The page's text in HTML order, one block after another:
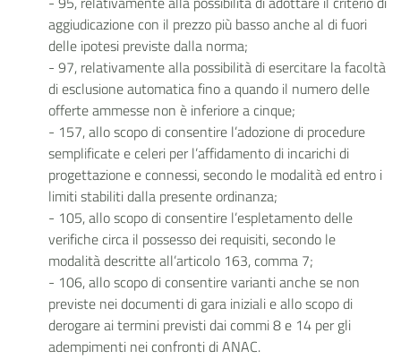
aggiudicazione con il prezzo più basso anche al di fuori
delle ipotesi previste dalla norma;
- 97, relativamente alla possibilità di esercitare la facoltà
di esclusione automatica fino a quando il numero delle
offerte ammesse non è inferiore a cinque;
- 157, allo scopo di consentire l’adozione di procedure
semplificate e celeri per l’affidamento di incarichi di
progettazione e connessi, secondo le modalità ed entro i
limiti stabiliti dalla presente ordinanza;
- 105, allo scopo di consentire l’espletamento delle
verifiche circa il possesso dei requisiti, secondo le
modalità descritte all’articolo 163, comma 7;
- 106, allo scopo di consentire varianti anche se non
previste nei documenti di gara iniziali e allo scopo di
derogare ai termini previsti dai commi 8 e 14 per gli
adempimenti nei confronti di ANAC.